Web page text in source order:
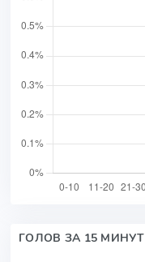
ГОЛОВ ЗА 15 МИНУТ